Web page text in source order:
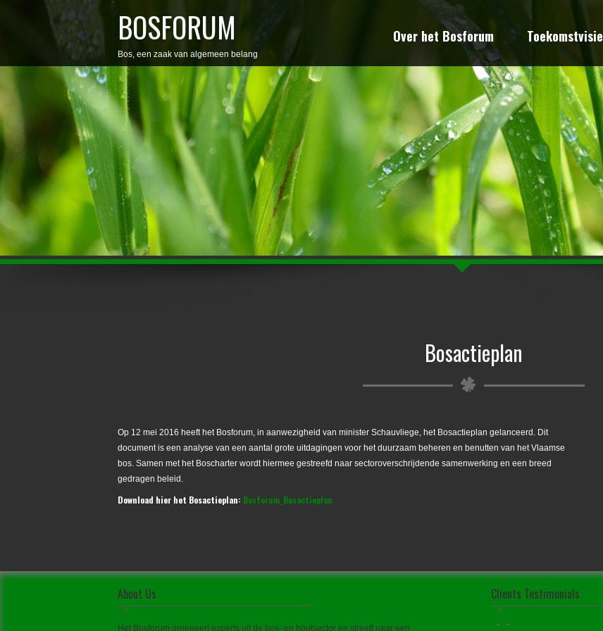
BOSFORUM
Bos, een zaak van algemeen belang
Over het Bosforum Toekomstvisie
Bosactieplan
Op 12 mei 2016 heeft het Bosforum, in aanwezigheid van minister Schauvliege, het Bosactieplan gelanceerd. Dit
document is een analyse van een aantal grote uitdagingen voor het duurzaam beheren en benutten van het Vlaamse
bos. Samen met het Boscharter wordt hiermee gestreefd naar sectoroverschrijdende samenwerking en een breed
gedragen beleid.
Download hier het Bosactieplan: Bosforum_Bosactieplan
About Us
Het Bosforum groepeert experts uit de bos- en houtsector en streeft naar een
Clients Testimonials